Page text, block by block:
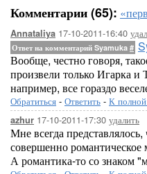
Комментарии (65):
Annataliya 17-10-2011-16:40
Ответ на комментарий Syamuka #
Вообще, честно говоря,
произвели только Игарка
например, все гораздо
Обратиться - Ответить - К
azhur 17-10-2011-17:30 удалить
Мне всегда
совершенно романтическое
А романтика-то со знаком